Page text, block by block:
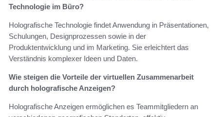
Technologie im Büro?
Holografische Technologie findet Anwendung in Präsentationen,
Schulungen, Designprozessen sowie in der
Produktentwicklung und im Marketing. Sie erleichtert das
Verständnis komplexer Ideen und Daten.
Wie steigen die Vorteile der virtuellen Zusammenarbeit
durch holografische Anzeigen?
Holografische Anzeigen ermöglichen es Teammitgliedern an